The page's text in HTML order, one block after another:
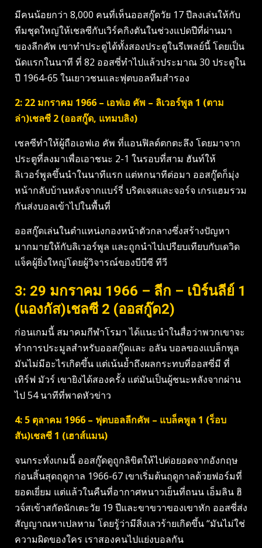
มีคนน้อยกว่า 8,000 คนที่เห็นออสกู๊ดวัย 17 ปีลงเล่นให้กับ
ทีมชุดใหญ่ให้เชลซีกับเวิร์คกิงตันในช่วงแปดปีที่ผ่านมา
ของลีกคัพ เขาทำประตูได้ทั้งสองประตูในรีเพลย์นี้ โดยเป็น
นัดแรกในนาที ที่ 82 ออสซี่ทำไปแล้วประมาณ 30 ประตูใน
ปี 1964-65 ในเยาวชนและฟุตบอลทีมสำรอง
2: 22 มกราคม 1966 – เอฟเอ คัพ – ลิเวอร์พูล 1 (ตาม
ล่า)เชลซี 2 (ออสกู๊ด, แทมบลิง)
เชลซีทำให้ผู้ถือเอฟเอ คัพ ที่แอนฟิลด์ตกตะลึง โดยมาจาก
ประตูที่ลงมาเพื่อเอาชนะ 2-1 ในรอบที่สาม ฮันท์ให้
ลิเวอร์พูลขึ้นนำในนาทีแรก แต่หกนาทีต่อมา ออสกู๊ดก็มุ่ง
หน้ากลับบ้านหลังจากแบร์รี่ บริดเจสและจอร์จ เกรแฮมรวม
กันส่งบอลเข้าไปในพื้นที่
ออสกู๊ดเล่นในตำแหน่งกองหน้าตัวกลางซึ่งสร้างปัญหา
มากมายให้กับลิเวอร์พูล และถูกนำไปเปรียบเทียบกับเดวิด
แจ็คผู้ยิ่งใหญ่โดยผู้วิจารณ์ของบีบีซี ทีวี
3: 29 มกราคม 1966 – ลีก – เบิร์นลีย์ 1
(แองกัส)เชลซี 2 (ออสกู๊ด2)
ก่อนเกมนี้ สมาคมกีฬาโรมา ได้แนะนำในสื่อว่าพวกเขาจะ
ทำการประมูลสำหรับออสกู๊ดและ อลัน บอลของแบล็กพูล
มันไม่มีอะไรเกิดขึ้น แต่เน้นย้ำถึงผลกระทบที่ออสซี่มี ที่
เทิร์ฟ มัวร์ เขายิงได้สองครั้ง แต่มันเป็นผู้ชนะหลังจากผ่าน
ไป 54 นาทีที่พาดหัวข่าว
4: 5 ตุลาคม 1966 – ฟุตบอลลีกคัพ – แบล็คพูล 1 (ร็อบ
สัน)เชลซี 1 (เฮาส์แมน)
จนกระทั่งเกมนี้ ออสกู๊ดดูถูกลิขิตให้ไปต่อยอดจากอังกฤษ
ก่อนสิ้นสุดฤดูกาล 1966-67 เขาเริ่มต้นฤดูกาลด้วยฟอร์มที่
ยอดเยี่ยม แต่แล้วในคืนที่อากาศหนาวเย็นที่ถนน เอ็มลิน ฮิ
วจ์สเข้าสกัดนักเตะวัย 19 ปีและขาขวาของเขาหัก ออสซี่ส่ง
สัญญาณหาเปลหาม โดยรู้ว่ามีสิ่งเลวร้ายเกิดขึ้น “มันไม่ใช่
ความผิดของใคร เราสองคนไปแย่งบอลกัน